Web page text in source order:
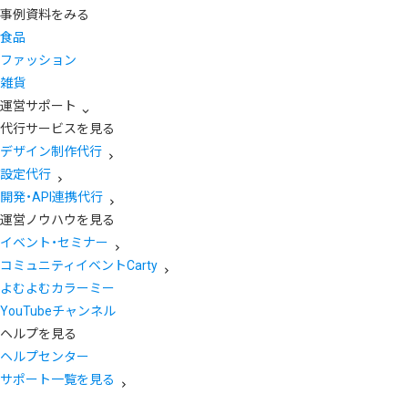
事例資料をみる
食品
ファッション
雑貨
運営サポート
代行サービスを見る
デザイン制作代行
設定代行
開発・API連携代行
運営ノウハウを見る
イベント・セミナー
コミュニティイベントCarty
よむよむカラーミー
YouTubeチャンネル
ヘルプを見る
ヘルプセンター
サポート一覧を見る